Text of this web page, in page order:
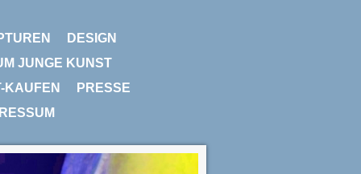
DESIGN
JUNGE KUNST
KAUFEN
PRESSE